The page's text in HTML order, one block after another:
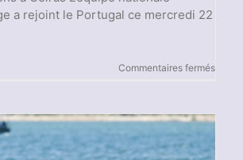
a rejoint le Portugal ce mercredi 22
Commentaires ferméssur